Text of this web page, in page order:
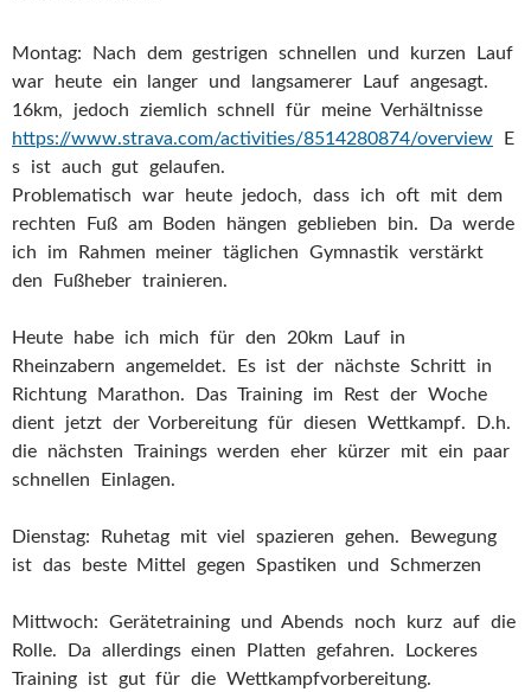
Montag: Nach dem gestrigen schnellen und kurzen Lauf
war heute ein langer und langsamerer Lauf angesagt.
16km, jedoch ziemlich schnell für meine Verhältnisse
https://www.strava.com/activities/8514280874/overview E
s ist auch gut gelaufen.
Problematisch war heute jedoch, dass ich oft mit dem
rechten Fuß am Boden hängen geblieben bin. Da werde
ich im Rahmen meiner täglichen Gymnastik verstärkt
den Fußheber trainieren.
Heute habe ich mich für den 20km Lauf in
Rheinzabern angemeldet. Es ist der nächste Schritt in
Richtung Marathon. Das Training im Rest der Woche
dient jetzt der Vorbereitung für diesen Wettkampf. D.h.
die nächsten Trainings werden eher kürzer mit ein paar
schnellen Einlagen.
Dienstag: Ruhetag mit viel spazieren gehen. Bewegung
ist das beste Mittel gegen Spastiken und Schmerzen
Mittwoch: Gerätetraining und Abends noch kurz auf die
Rolle. Da allerdings einen Platten gefahren. Lockeres
Training ist gut für die Wettkampfvorbereitung.